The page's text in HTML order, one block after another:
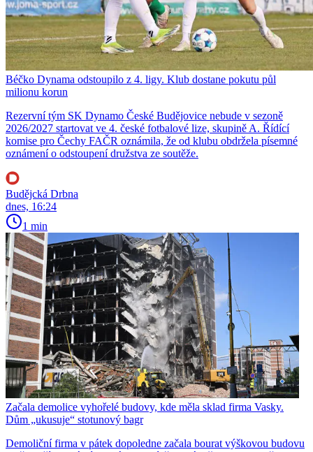
Béčko Dynama odstoupilo z 4. ligy. Klub dostane pokutu půl
milionu korun
Rezervní tým SK Dynamo České Budějovice nebude v sezoně
2026/2027 startovat ve 4. české fotbalové lize, skupině A. Řídící
komise pro Čechy FAČR oznámila, že od klubu obdržela písemné
oznámení o odstoupení družstva ze soutěže.
Budějcká Drbna
dnes, 16:24
1 min
Začala demolice vyhořelé budovy, kde měla sklad firma Vasky.
Dům „ukusuje“ stotunový bagr
Demoliční firma v pátek dopoledne začala bourat výškovou budovu